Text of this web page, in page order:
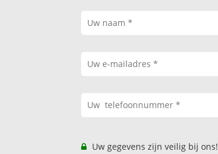
Uw gegevens zijn veilig bij ons!